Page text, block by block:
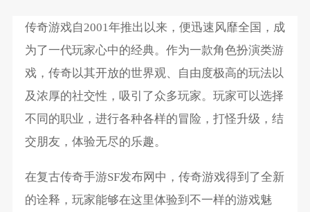
传奇游戏自2001年推出以来，便迅速风靡全国，成
为了一代玩家心中的经典。作为一款角色扮演类游
戏，传奇以其开放的世界观、自由度极高的玩法以
及浓厚的社交性，吸引了众多玩家。玩家可以选择
不同的职业，进行各种各样的冒险，打怪升级，结
交朋友，体验无尽的乐趣。
在复古传奇手游SF发布网中，传奇游戏得到了全新
的诠释，玩家能够在这里体验到不一样的游戏魅